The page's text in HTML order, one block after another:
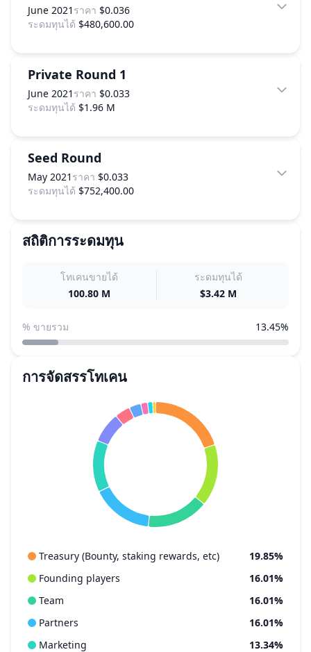
June 2021 ราคา $0.036
ระดมทุนได้ $480,600.00
Private Round 1
June 2021 ราคา $0.033
ระดมทุนได้ $1.96 M
Seed Round
May 2021 ราคา $0.033
ระดมทุนได้ $752,400.00
สถิติการระดมทุน
โทเคนขายได้
100.80 M
ระดมทุนได้
$3.42 M
% ขายรวม 13.45%
การจัดสรรโทเคน
Treasury (Bounty, staking rewards, etc)
19.85%
Founding players
16.01%
Team
16.01%
Partners
16.01%
Marketing
13.34%